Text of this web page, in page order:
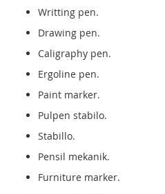
Writting pen.
Drawing pen.
Caligraphy pen.
Ergoline pen.
Paint marker.
Pulpen stabilo.
Stabillo.
Pensil mekanik.
Furniture marker.